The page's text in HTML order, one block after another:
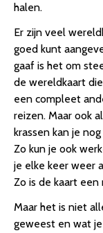
halen.
Er zijn veel
goed kunt
gaaf is het om
de wereldkaart
een compleet
reizen. Maar ook
krassen kan je
Zo kun je ook
je elke keer weer
Zo is de kaart een
Maar het is niet
geweest en wat